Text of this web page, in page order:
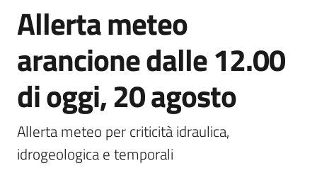
Novità
Servizi
Vivere
Formigine
Salta al contenuto
Allerta meteo
arancione dalle 12.00
di oggi, 20 agosto
Allerta meteo per criticità idraulica,
idrogeologica e temporali